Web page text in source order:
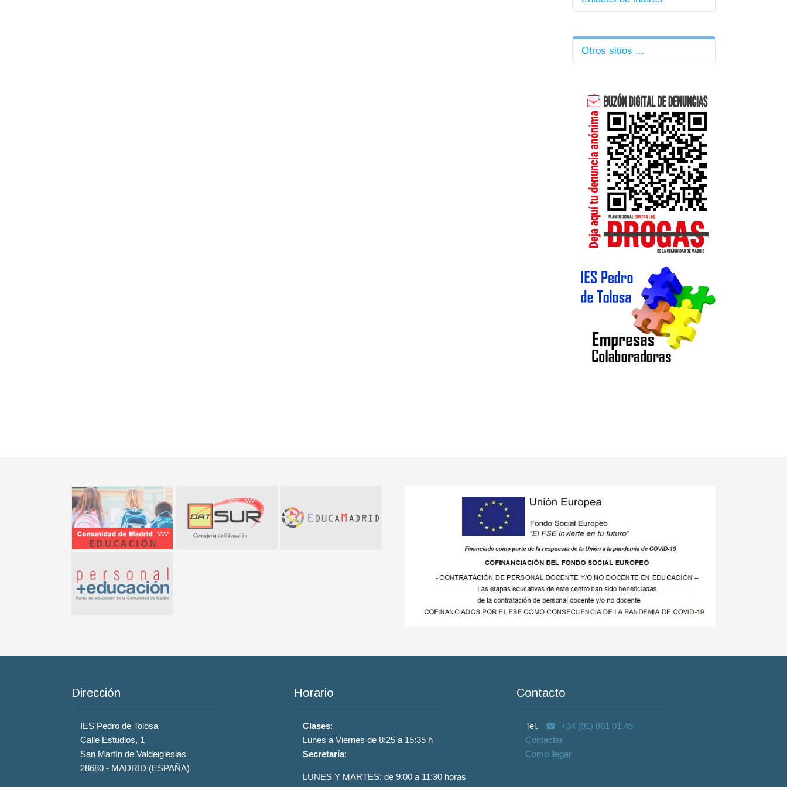
Correo EducaMadrid
Formación Profesorado
Otros sitios ...
Kiosco de prensa
Diccionario RAE
WordReference
Dirección
IES Pedro de Tolosa
Calle Estudios, 1
San Martín de Valdeiglesias
28680 - MADRID (ESPAÑA)
Horario
Clases:
Lunes a Viernes de 8:25 a 15:35 h
Secretaría:
LUNES Y MARTES: de 9:00 a 11:30 horas
Contacto
Tel.
+34 (91) 861 01 45
Contactar
Como llegar